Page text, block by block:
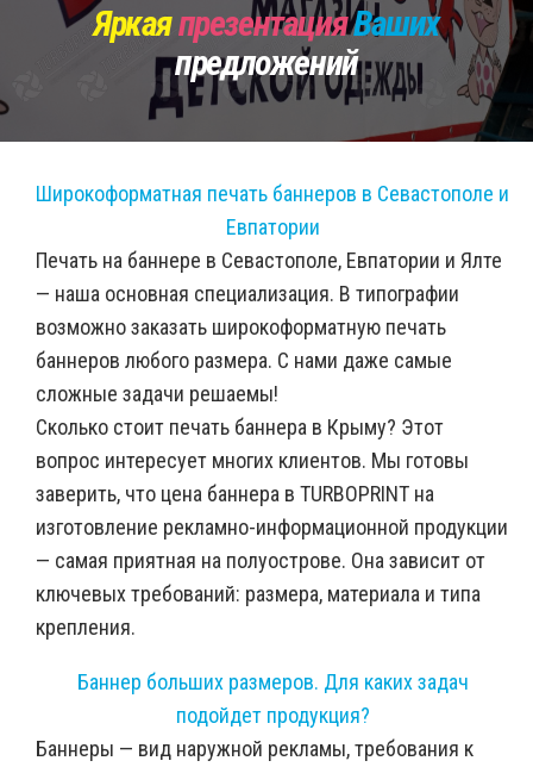
ЯркаяпрезентацияВаших
предложений
Широкоформатная печать баннеров в Севастополе и
Евпатории
Печать на баннере в Севастополе, Евпатории и Ялте
— наша основная специализация. В типографии
возможно заказать широкоформатную печать
баннеров любого размера. С нами даже самые
сложные задачи решаемы!
Сколько стоит печать баннера в Крыму? Этот
вопрос интересует многих клиентов. Мы готовы
заверить, что цена баннера в TURBOPRINT на
изготовление рекламно-информационной продукции
— самая приятная на полуострове. Она зависит от
ключевых требований: размера, материала и типа
крепления.
Баннер больших размеров. Для каких задач
подойдет продукция?
Баннеры — вид наружной рекламы, требования к